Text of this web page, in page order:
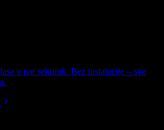
u par sekundi. Bez instalacije – sve